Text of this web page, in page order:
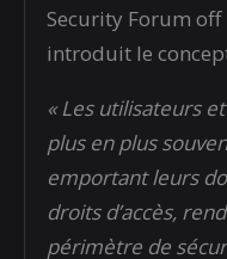
Security Forum
introduit le
« Les utilisateurs
plus en plus
emportant leurs
droits d’accès,
périmètre de